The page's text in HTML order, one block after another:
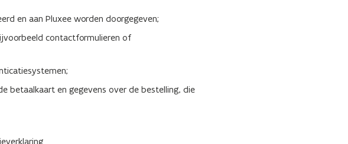
en aan Pluxee worden doorgegeven;
contactformulieren of
betaalkaart en gegevens over de bestelling, die